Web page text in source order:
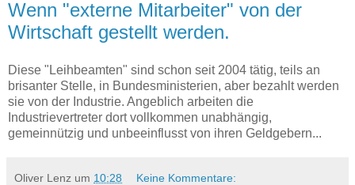
Wenn "externe Mitarbeiter" von der
Wirtschaft gestellt werden.
Diese "Leihbeamten" sind schon seit 2004 tätig, teils an
brisanter Stelle, in Bundesministerien, aber bezahlt werden
sie von der Industrie. Angeblich arbeiten die
Industrievertreter dort vollkommen unabhängig,
gemeinnützig und unbeeinflusst von ihren Geldgebern...
Oliver Lenz um 10:28 Keine Kommentare: